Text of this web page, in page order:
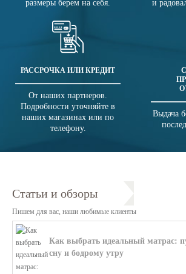
размеры берем на себя.
и
РАССРОЧКА ИЛИ КРЕДИТ
От наших партнеров.
Подробности уточняйте в
наших магазинах или по
телефону.
Выдача
Статьи и обзоры
Пишем для вас, наши любимые клиенты
Как выбрать идеальный матрас:
сну и бодрому утру